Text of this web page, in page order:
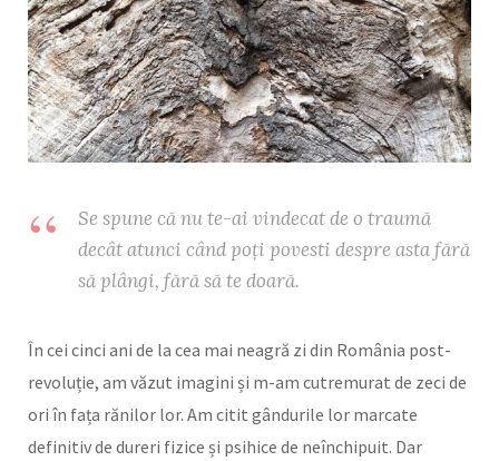
k a
m
Se spune că nu te-ai vindecat de o traumă
decât atunci când poți povesti despre asta fără
să plângi, fără să te doară.
În cei cinci ani de la cea mai neagră zi din România post-
revoluție, am văzut imagini și m-am cutremurat de zeci de
ori în fața rănilor lor. Am citit gândurile lor marcate
definitiv de dureri fizice și psihice de neînchipuit. Dar